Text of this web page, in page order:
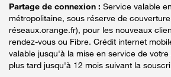
Partage de connexion : Service valable
métropolitaine, sous réserve de
réseaux.orange.fr), pour les nouveaux
rendez-vous ou Fibre. Crédit internet
valable jusqu'à la mise en service de
plus tard jusqu'à 12 mois suivant la